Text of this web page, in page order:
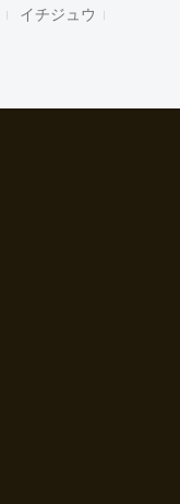
イチジュウ